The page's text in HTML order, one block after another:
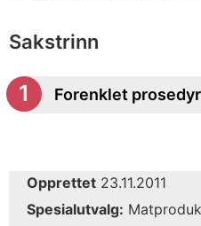
Sakstrinn
Forenklet
Opprettet 23.11.2011
Spesialutvalg: